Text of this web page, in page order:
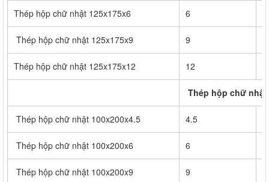
Thép hộp chữ nhật 125x175x6 6
Thép hộp chữ nhật 125x175x9 9
Thép hộp chữ nhật 125x175x12 12
Thép hộp chữ nhật
Thép hộp chữ nhật 100x200x4.5 4.5
Thép hộp chữ nhật 100x200x6 6
Thép hộp chữ nhật 100x200x9 9